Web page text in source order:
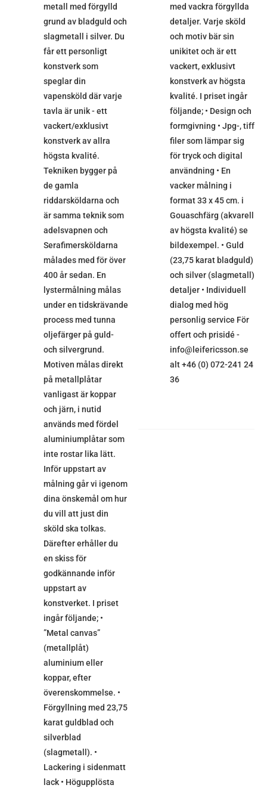
metall med förgylld
grund av bladguld och
slagmetall i silver. Du
får ett personligt
konstverk som
speglar din
vapensköld där varje
tavla är unik - ett
vackert/exklusivt
konstverk av allra
högsta kvalité.
Tekniken bygger på
de gamla
riddarsköldarna och
är samma teknik som
adelsvapnen och
Serafimersköldarna
målades med för över
400 år sedan. En
lystermålning målas
under en tidskrävande
process med tunna
oljefärger på guld-
och silvergrund.
Motiven målas direkt
på metallplåtar
vanligast är koppar
och järn, i nutid
används med fördel
aluminiumplåtar som
inte rostar lika lätt.
Inför uppstart av
målning går vi igenom
dina önskemål om hur
du vill att just din
sköld ska tolkas.
Därefter erhåller du
en skiss för
godkännande inför
uppstart av
konstverket. I priset
ingår följande; •
”Metal canvas”
(metallplåt)
aluminium eller
koppar, efter
överenskommelse. •
Förgyllning med 23,75
karat guldblad och
silverblad
(slagmetall). •
Lackering i sidenmatt
lack • Högupplösta
med vackra förgyllda
detaljer. Varje sköld
och motiv bär sin
unikitet och är ett
vackert, exklusivt
konstverk av högsta
kvalité. I priset ingår
följande; • Design och
formgivning • Jpg-, tiff
filer som lämpar sig
för tryck och digital
användning • En
vacker målning i
format 33 x 45 cm. i
Gouaschfärg (akvarell
av högsta kvalité) se
bildexempel. • Guld
(23,75 karat bladguld)
och silver (slagmetall)
detaljer • Individuell
dialog med hög
personlig service För
offert och prisidé -
info@leifericsson.se
alt +46 (0) 072-241 24
36